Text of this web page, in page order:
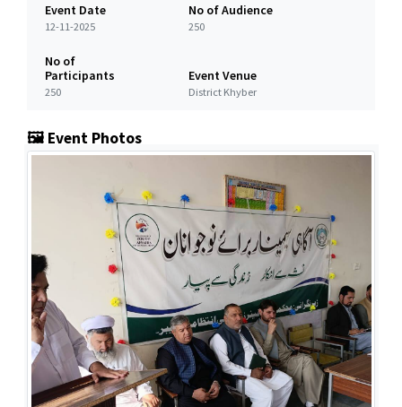
Event Date
12-11-2025
No of Audience
250
No of
Participants
250
Event Venue
District Khyber
🖼️ Event Photos